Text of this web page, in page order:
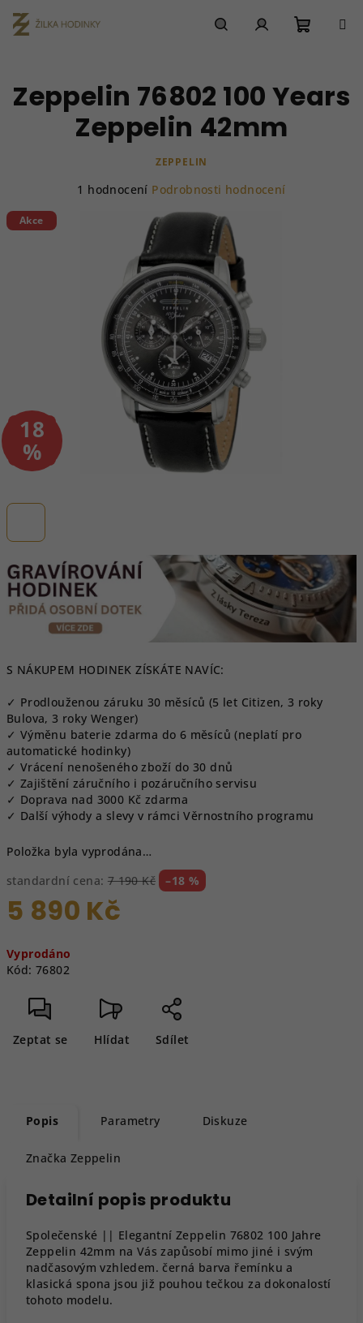
na
obsah
košík
S NÁKUPEM HODINEK ZÍSKÁTE NAVÍC:
✓ Prodlouženou záruku 30 měsíců (5 let Citizen, 3 roky
Bulova, 3 roky Wenger)
✓ Výměnu baterie zdarma do 6 měsíců (neplatí pro
automatické hodinky)
✓ Vrácení nenošeného zboží do 30 dnů
✓ Zajištění záručního i pozáručního servisu
✓ Doprava nad 3000 Kč zdarma
✓ Další výhody a slevy v rámci Věrnostního programu
Položka byla vyprodána…
standardní cena: 7 190 Kč –18 %
5 890 Kč
cena:
Vyprodáno
Kód: 76802
Zeptat se Hlídat Sdílet
Zeppelin 76802 100 Years
Zeppelin 42mm
ZEPPELIN
produktu
1 hodnocení Podrobnosti hodnocení
Akce
18
%
Popis Parametry Diskuze
Značka Zeppelin
Detailní popis produktu
Společenské || Elegantní Zeppelin 76802 100 Jahre
Zeppelin 42mm na Vás zapůsobí mimo jiné i svým
nadčasovým vzhledem. černá barva řemínku a
klasická spona jsou již pouhou tečkou za dokonalostí
tohoto modelu.